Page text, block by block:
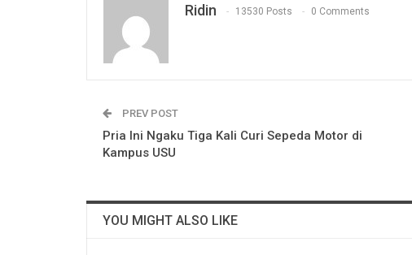
Ridin 13530 Posts 0 Comments
PREV POST
Pria Ini Ngaku Tiga Kali Curi Sepeda Motor di
Kampus USU
YOU MIGHT ALSO LIKE